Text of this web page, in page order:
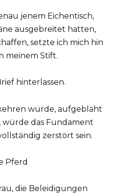
jenem Eichentisch,
ausgebreitet hatten,
setzte ich mich hin
meinem Stift.
hinterlassen.
würde, aufgebläht
das Fundament
zerstört sein.
Pferd
die Beleidigungen